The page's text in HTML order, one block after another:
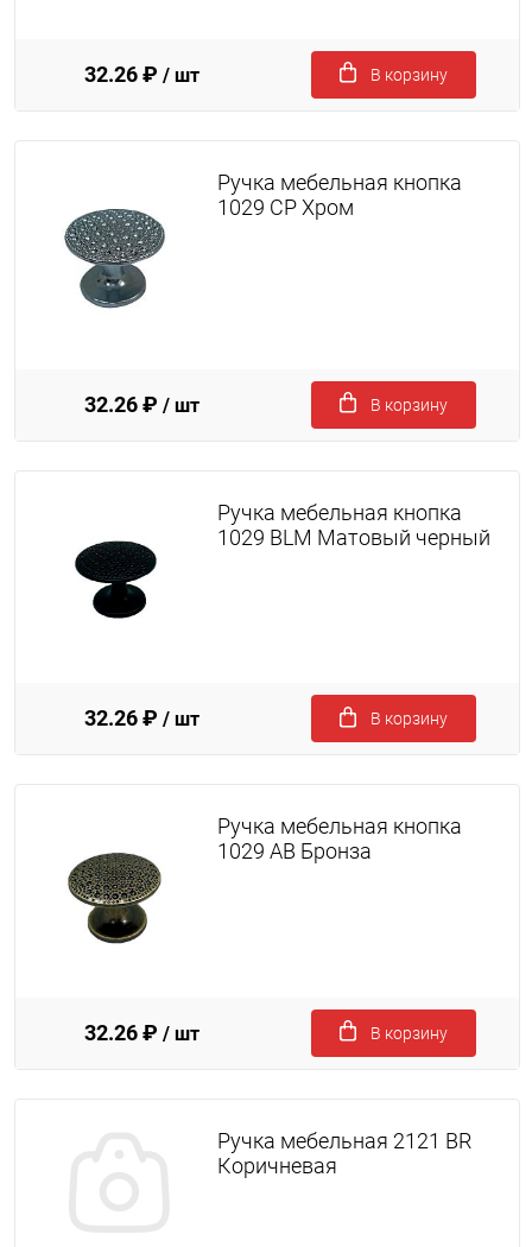
32.26 ₽ / шт В корзину
Ручка мебельная кнопка
1029 CP Хром
32.26 ₽ / шт В корзину
Ручка мебельная кнопка
1029 BLM Матовый черный
32.26 ₽ / шт В корзину
Ручка мебельная кнопка
1029 AB Бронза
32.26 ₽ / шт В корзину
Ручка мебельная 2121 BR
Коричневая